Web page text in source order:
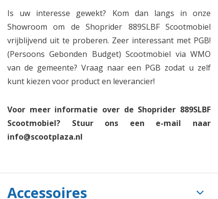
Is uw interesse gewekt? Kom dan langs in onze
Showroom om de Shoprider 889SLBF Scootmobiel
vrijblijvend uit te proberen. Zeer interessant met PGB!
(Persoons Gebonden Budget) Scootmobiel via WMO
van de gemeente? Vraag naar een PGB zodat u zelf
kunt kiezen voor product en leverancier!
Voor meer informatie over de Shoprider 889SLBF
Scootmobiel? Stuur ons een e-mail naar
info@scootplaza.nl
Accessoires